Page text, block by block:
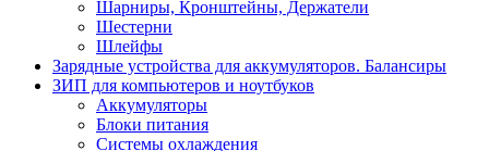
Шарниры, Кронштейны, Держатели
Шестерни
Шлейфы
Зарядные устройства для аккумуляторов. Балансиры
ЗИП для компьютеров и ноутбуков
Аккумуляторы
Блоки питания
Системы охлаждения